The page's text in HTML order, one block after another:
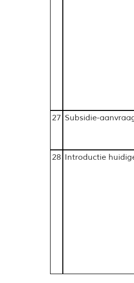
27 Subsidie-
28 Introductie